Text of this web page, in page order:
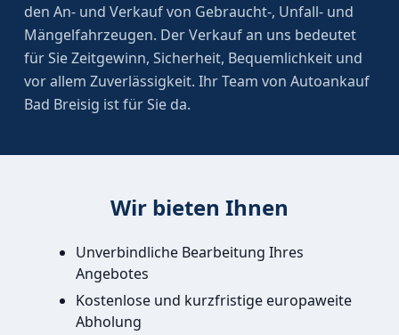
den An- und Verkauf von Gebraucht-, Unfall- und
Mängelfahrzeugen. Der Verkauf an uns bedeutet
für Sie Zeitgewinn, Sicherheit, Bequemlichkeit und
vor allem Zuverlässigkeit. Ihr Team von Autoankauf
Bad Breisig ist für Sie da.
Wir bieten Ihnen
Unverbindliche Bearbeitung Ihres
Angebotes
Kostenlose und kurzfristige europaweite
Abholung